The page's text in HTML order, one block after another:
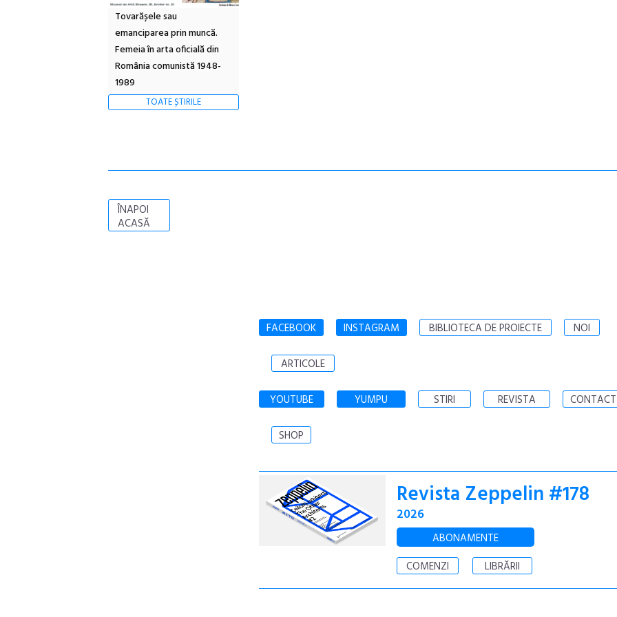
Tovarășele sau
emanciparea prin muncă.
Femeia în arta oficială din
România comunistă 1948-
1989
TOATE ȘTIRILE
ÎNAPOI
ACASĂ
FACEBOOK INSTAGRAM BIBLIOTECA DE PROIECTE NOI
ARTICOLE
YOUTUBE YUMPU STIRI REVISTA CONTACT
SHOP
Revista Zeppelin #178
2026
ABONAMENTE
COMENZI
LIBRĂRII